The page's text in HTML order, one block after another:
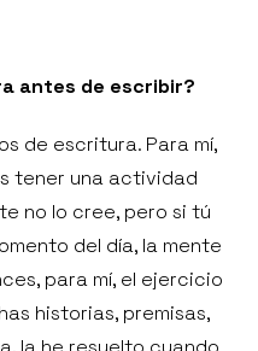
antes de escribir?
de escritura. Para mí,
tener una actividad
no lo cree, pero si tú
del día, la mente
para mí, el ejercicio
historias, premisas,